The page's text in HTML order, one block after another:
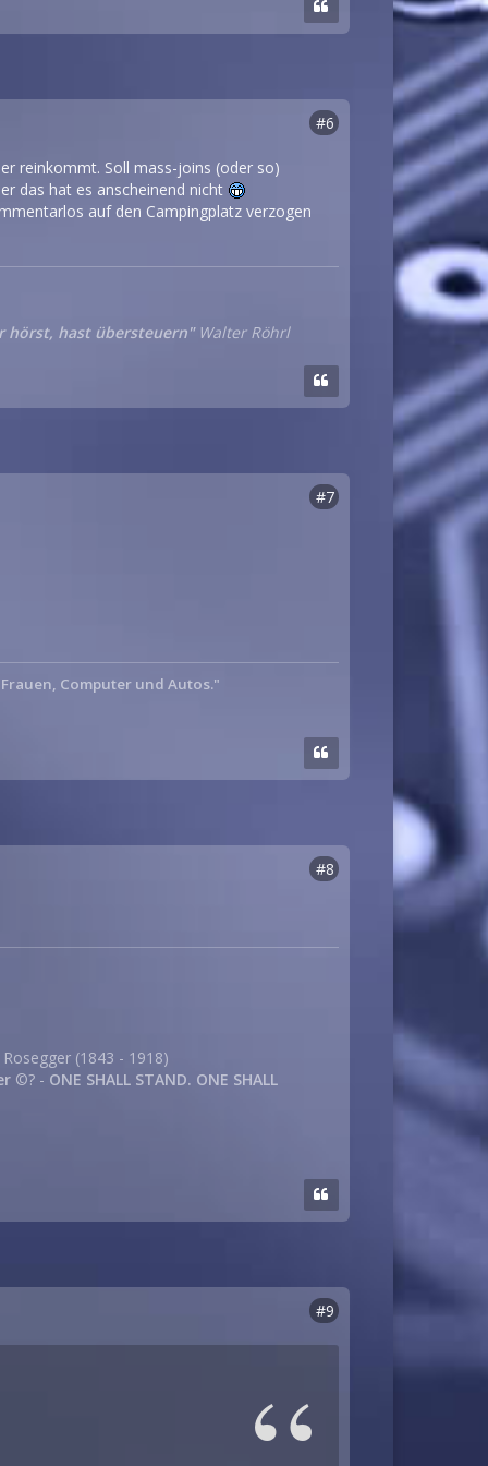
#6
reinkommt. Soll mass-joins (oder so)
das hat es anscheinend nicht
auf den Campingplatz verzogen
hörst, hast übersteuern"Walter Röhrl
#7
Computer und Autos."
#8
(1843 - 1918)
©? - ONE SHALL STAND. ONE SHALL
#9